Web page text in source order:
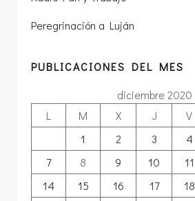
Peregrinación a Luján
PUBLICACIONES DEL MES
diciembre 2020
L
M X J V
1
2 3 4
7
8 9 10 11
14
15 16 17 18